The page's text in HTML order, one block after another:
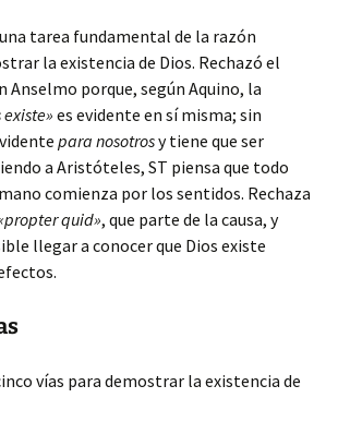
tarea fundamental de la razón
la existencia de Dios. Rechazó el
Anselmo porque, según Aquino, la
existe»es evidente en sí misma; sin
para nosotrosy tiene que ser
a Aristóteles, ST piensa que todo
comienza por los sentidos. Rechaza
quid», que parte de la causa, y
llegar a conocer que Dios existe
vías para demostrar la existencia de